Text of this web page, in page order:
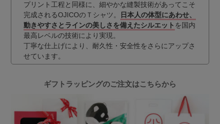
プリント工程と同様に、細やかな縫製技術があってこそ
完成されるOJICOのＴシャツ。
日本人の体型にあわせ、
動きやすさとラインの美しさを備えたシルエット を国内
最高レベルの技術により実現。
丁寧な仕上げにより、耐久性・安全性をさらにアップさ
せています。
ギフトラッピングのご注文はこちらから